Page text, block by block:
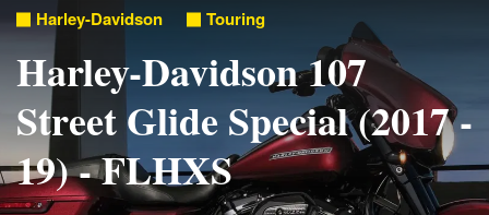
Harley-Davidson Touring
Harley-Davidson 107
Street Glide Special (2017 -
19) - FLHXS